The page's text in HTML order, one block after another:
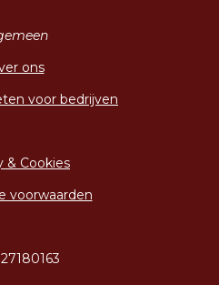
ons
voor bedrijven
& Cookies
voorwaarden